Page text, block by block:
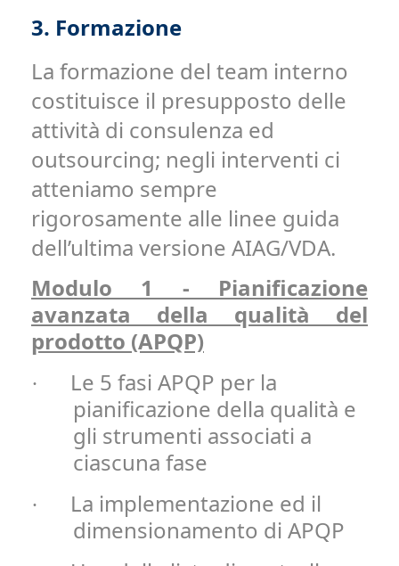
3. Formazione
La formazione del team interno
costituisce il presupposto delle
attività di consulenza ed
outsourcing; negli interventi ci
atteniamo sempre
rigorosamente alle linee guida
dell’ultima versione AIAG/VDA.
Modulo 1 - Pianificazione
avanzata della qualità del
prodotto (APQP)
·
Le 5 fasi APQP per la
pianificazione della qualità e
gli strumenti associati a
ciascuna fase
·
La implementazione ed il
dimensionamento di APQP